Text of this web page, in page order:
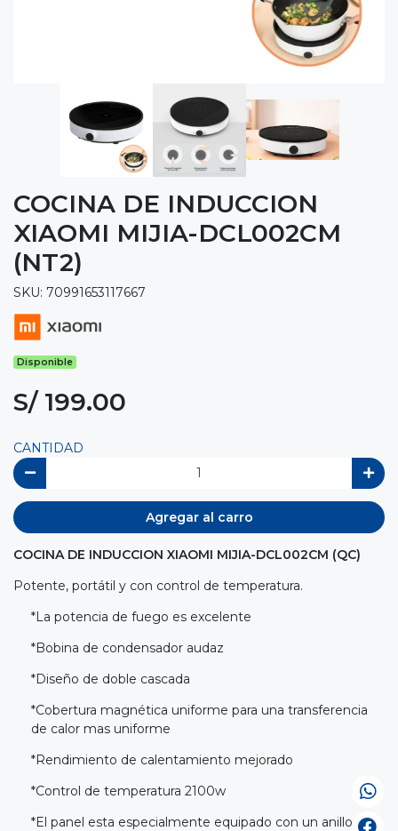
COCINA DE INDUCCION
XIAOMI MIJIA-DCL002CM
(NT2)
SKU: 70991653117667
Disponible
S/ 199.00
CANTIDAD
Agregar al carro
COCINA DE INDUCCION XIAOMI MIJIA-DCL002CM (QC)
Potente, portátil y con control de temperatura.
*La potencia de fuego es excelente
*Bobina de condensador audaz
*Diseño de doble cascada
*Cobertura magnética uniforme para una transferencia
de calor mas uniforme
*Rendimiento de calentamiento mejorado
*Control de temperatura 2100w
*El panel esta especialmente equipado con un anillo de